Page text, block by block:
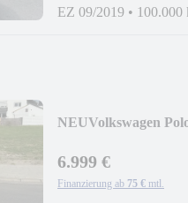
EZ 09/2019 • 100.000
NEUVolkswagen
6.999 €
Finanzierung ab 75 € mtl.